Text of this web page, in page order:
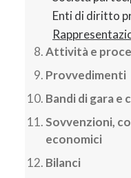
Enti di diritto
Attività e
Provvedimenti
Bandi di gara
Sovvenzioni,
economici
Bilanci